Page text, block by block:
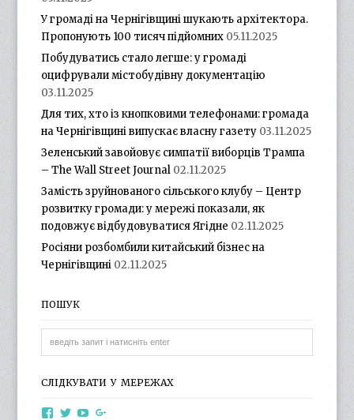
У громаді на Чернігівщині шукають архітектора.
Пропонують 100 тисяч підйомних 05.11.2025
Побудуватись стало легше: у громаді
оцифрували містобудівну документацію
03.11.2025
Для тих, хто із кнопковими телефонами: громада
на Чернігівщині випускає власну газету 03.11.2025
Зеленський завойовує симпатії виборців Трампа
– The Wall Street Journal 02.11.2025
Замість зруйнованого сільського клубу – Центр
розвитку громади: у мережі показали, як
подовжує відбудовуватися Ягідне 02.11.2025
Росіяни розбомбили китайський бізнес на
Чернігівщині 02.11.2025
ПОШУК
СЛІДКУВАТИ У МЕРЕЖАХ
ViewViewView